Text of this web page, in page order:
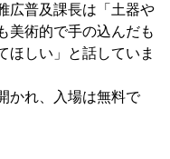
広普及課長は「土器や
美術的で手の込んだも
ほしい」と話していま
かれ、入場は無料で